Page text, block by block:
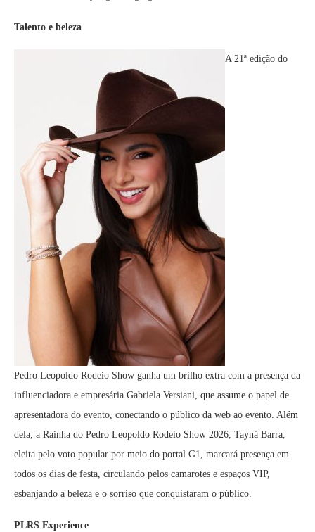
Talento e beleza
A 21ª edição do
Pedro Leopoldo Rodeio Show ganha um brilho extra com a presença da
influenciadora e empresária Gabriela Versiani, que assume o papel de
apresentadora do evento, conectando o público da web ao evento. Além
dela, a Rainha do Pedro Leopoldo Rodeio Show 2026, Tayná Barra,
eleita pelo voto popular por meio do portal G1, marcará presença em
todos os dias de festa, circulando pelos camarotes e espaços VIP,
esbanjando a beleza e o sorriso que conquistaram o público.
PLRS Experience